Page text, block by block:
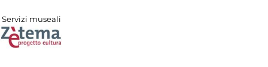
Servizi museali